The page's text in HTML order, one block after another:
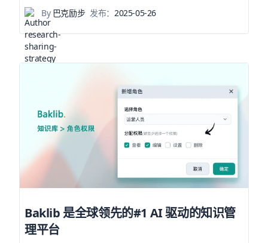
By巴克励步 发布：2025-05-26
Baklib 是全球领先的#1 AI 驱动的知识管
理平台